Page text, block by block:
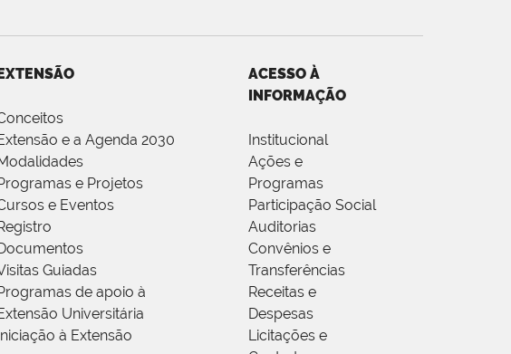
e a Agenda 2030
e Projetos
e Eventos
Guiadas
de apoio à
Universitária
à Extensão
ACESSO À
INFORMAÇÃO
Institucional
Ações e
Programas
Participação Social
Auditorias
Convênios e
Transferências
Receitas e
Despesas
Licitações e